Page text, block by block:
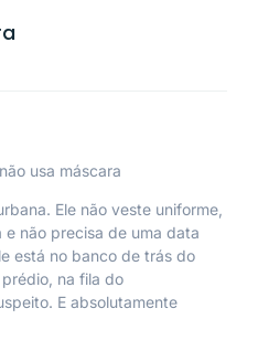
usa máscara
Ele não veste uniforme,
não precisa de uma data
está no banco de trás do
na fila do
E absolutamente